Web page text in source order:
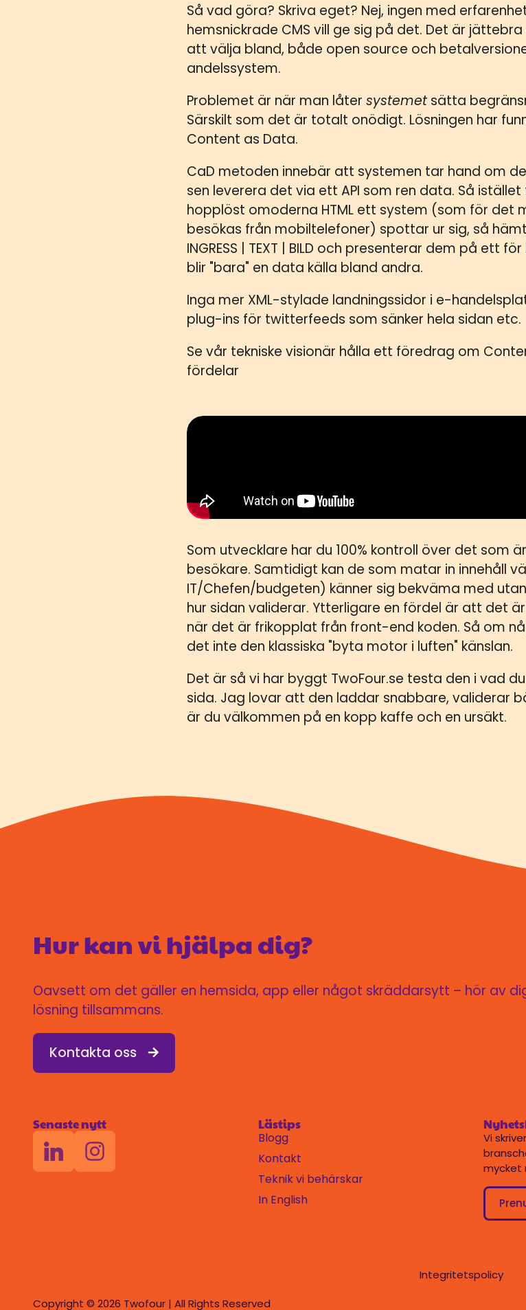
Så vad göra? Skriva eget? Nej, ingen med
hemsnickrade CMS vill ge sig på det. Det är
att välja bland, både open source och
andelssystem.
Problemet är när man låter systemet sätta
Särskilt som det är totalt onödigt. Lösningen har
Content as Data.
CaD metoden innebär att systemen tar hand om
sen leverera det via ett API som ren data. Så
hopplöst omoderna HTML ett system (som för
besökas från mobiltelefoner) spottar ur sig, så
INGRESS | TEXT | BILD och presenterar dem på ett
blir "bara" en data källa bland andra.
Inga mer XML-stylade landningssidor i e-
plug-ins för twitterfeeds som sänker hela sidan etc.
Se vår tekniske visionär hålla ett föredrag om
fördelar
Som utvecklare har du 100% kontroll över det som
besökare. Samtidigt kan de som matar in innehåll
IT/Chefen/budgeten) känner sig bekväma med
hur sidan validerar. Ytterligare en fördel är att det
när det är frikopplat från front-end koden. Så om
det inte den klassiska "byta motor i luften" känslan.
Det är så vi har byggt TwoFour.se testa den i vad
sida. Jag lovar att den laddar snabbare, validerar
är du välkommen på en kopp kaffe och en ursäkt.
Hur kan vi hjälpa dig?
Oavsett om det gäller en hemsida, app eller något skräddarsytt – hör av
lösning tillsammans.
Kontakta oss
Senaste nytt Lästips
Blogg
Kontakt
Teknik vi behärskar
In English
Vi
mycket
Integritetspolicy
Copyright © 2026 Twofour | All Rights Reserved